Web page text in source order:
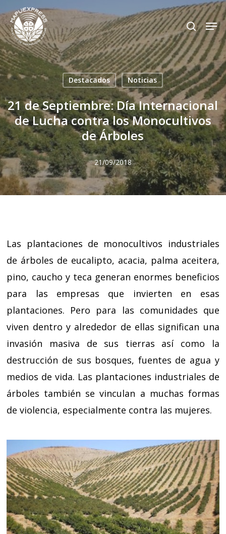
Skip
to
main
content
search
Destacados Noticias
21 de Septiembre: Día Internacional
de Lucha contra los Monocultivos
de Árboles
21/09/2018
Las plantaciones de monocultivos industriales
de árboles de eucalipto, acacia, palma aceitera,
pino, caucho y teca generan enormes beneficios
para las empresas que invierten en esas
plantaciones. Pero para las comunidades que
viven dentro y alrededor de ellas significan una
invasión masiva de sus tierras así como la
destrucción de sus bosques, fuentes de agua y
medios de vida. Las plantaciones industriales de
árboles también se vinculan a muchas formas
de violencia, especialmente contra las mujeres.
Close
Menu